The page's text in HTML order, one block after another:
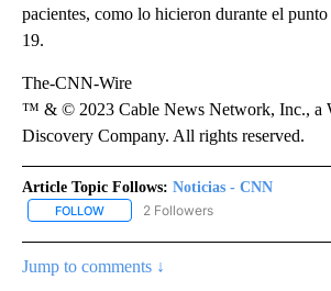
pacientes, como lo hicieron durante el
19.
The-CNN-Wire
™ & © 2023 Cable News Network, Inc., a
Discovery Company. All rights reserved.
Article Topic Follows: Noticias - CNN
FOLLOW FOLLOW "NOTICIAS - CNN" TO
2 Followers
Jump to comments ↓